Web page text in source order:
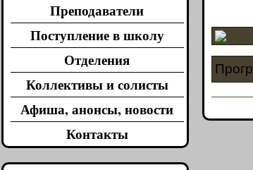
Преподаватели
Поступление в школу
Отделения
Коллективы и солисты
Афиша, анонсы, новости
Контакты